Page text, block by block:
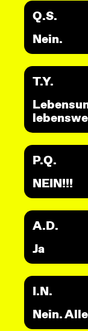
Q.S.
Nein.
T.Y.
P.Q.
NEIN!!!
A.D.
Ja
I.N.
Nein.